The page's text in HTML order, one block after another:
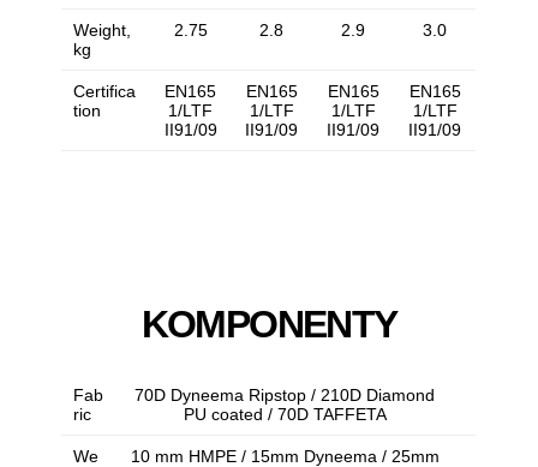
Weight,
kg
2.75 2.8 2.9 3.0
Certifica
tion
EN165
1/LTF
II91/09
EN165
1/LTF
II91/09
EN165
1/LTF
II91/09
EN165
1/LTF
II91/09
KOMPONENTY
Fab
ric
70D Dyneema Ripstop / 210D Diamond
PU coated / 70D TAFFETA
We
10 mm HMPE / 15mm Dyneema / 25mm